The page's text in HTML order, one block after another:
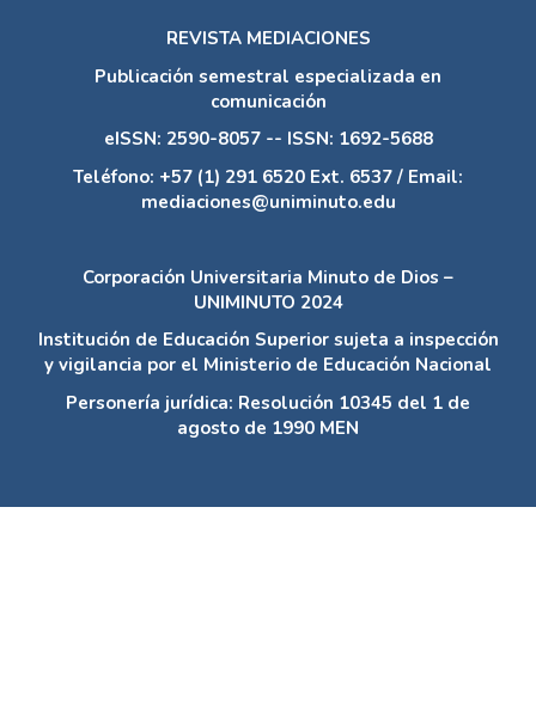
REVISTA MEDIACIONES
Publicación semestral especializada en
comunicación
eISSN: 2590-8057 -- ISSN: 1692-5688
Teléfono: +57 (1) 291 6520 Ext. 6537 / Email:
mediaciones@uniminuto.edu
Corporación Universitaria Minuto de Dios –
UNIMINUTO 2024
Institución de Educación Superior sujeta a inspección
y vigilancia por el Ministerio de Educación Nacional
Personería jurídica: Resolución 10345 del 1 de
agosto de 1990 MEN